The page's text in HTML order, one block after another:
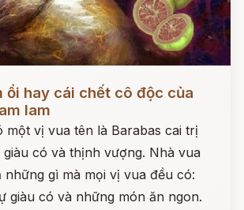
ổi hay cái chết cô độc của
lam
một vị vua tên là Barabas cai trị
có và thịnh vượng. Nhà vua
những gì mà mọi vị vua đều có:
giàu có và những món ăn ngon.